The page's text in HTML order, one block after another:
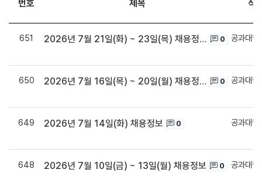
번호 제목 작
651 2026년 7월 21일(화) ~ 23일(목) 채용정보 0
공과대학
650 2026년 7월 16일(목) ~ 20일(월) 채용정보 0
공과대학
649 2026년 7월 14일(화) 채용정보 0
공과대학
648 2026년 7월 10일(금) ~ 13일(월) 채용정보 0
공과대학